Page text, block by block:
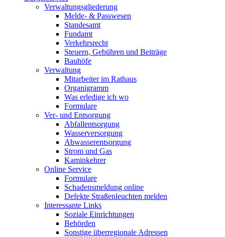
Verwaltungsgliederung
Melde- & Passwesen
Standesamt
Fundamt
Verkehrsrecht
Steuern, Gebühren und Beiträge
Bauhöfe
Verwaltung
Mitarbeiter im Rathaus
Organigramm
Was erledige ich wo
Formulare
Ver- und Entsorgung
Abfallentsorgung
Wasserversorgung
Abwasserentsorgung
Strom und Gas
Kaminkehrer
Online Service
Formulare
Schadensmeldung online
Defekte Straßenleuchten melden
Interessante Links
Soziale Einrichtungen
Behörden
Sonstige überregionale Adressen